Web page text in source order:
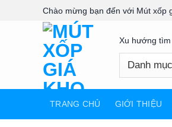
Chào mừng bạn đến với Mút xốp
Xu hướng tìm
TRANG CHỦ GIỚI THIỆU